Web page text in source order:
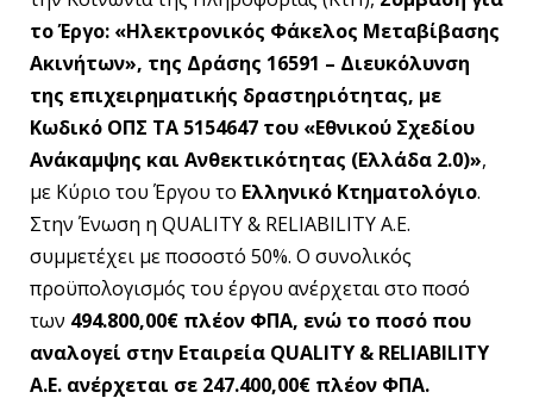
τοΈργο: «Ηλεκτρονικός Φάκελος Μεταβίβασης
Ακινήτων», της Δράσης 16591 – Διευκόλυνση
της επιχειρηματικής δραστηριότητας, με
Κωδικό ΟΠΣ ΤΑ 5154647 του «Εθνικού Σχεδίου
Ανάκαμψης και Ανθεκτικότητας (Ελλάδα 2.0)»,
με Κύριο του Έργου το Ελληνικό Κτηματολόγιο.
Στην Ένωση η QUALITY & RELIABILITY Α.Ε.
συμμετέχει με ποσοστό 50%. Ο συνολικός
προϋπολογισμός του έργου ανέρχεται στο ποσό
των 494.800,00€ πλέον ΦΠΑ, ενώ το ποσό που
αναλογεί στην Εταιρεία QUALITY & RELIABILITY
Α.Ε. ανέρχεται σε 247.400,00€ πλέον ΦΠΑ.